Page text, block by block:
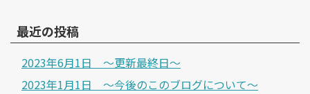
最近の投稿
2023年6月1日 ～更新最終日～
2023年1月1日 ～今後のこのブログについて～